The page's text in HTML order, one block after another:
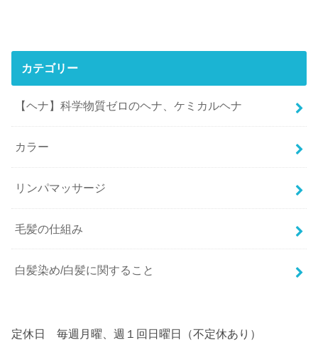
カテゴリー
【ヘナ】科学物質ゼロのヘナ、ケミカルヘナ
カラー
リンパマッサージ
毛髪の仕組み
白髪染め/白髪に関すること
定休日 毎週月曜、週１回日曜日（不定休あり）